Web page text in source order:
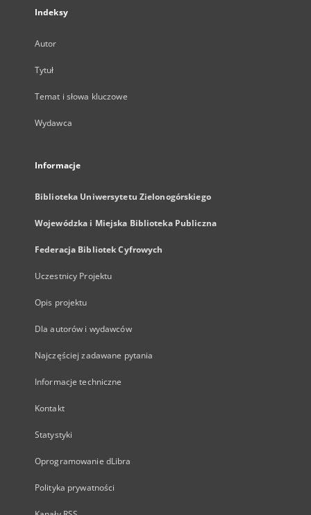
Indeksy
Autor
Tytuł
Temat i słowa kluczowe
Wydawca
Informacje
Biblioteka Uniwersytetu Zielonogórskiego
Wojewódzka i Miejska Biblioteka Publiczna
Federacja Bibliotek Cyfrowych
Uczestnicy Projektu
Opis projektu
Dla autorów i wydawców
Najczęściej zadawane pytania
Informacje techniczne
Kontakt
Statystyki
Oprogramowanie dLibra
Polityka prywatności